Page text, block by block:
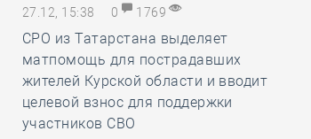
27.12, 15:38 0 1769
СРО из Татарстана выделяет
матпомощь для пострадавших
жителей Курской области и вводит
целевой взнос для поддержки
участников СВО